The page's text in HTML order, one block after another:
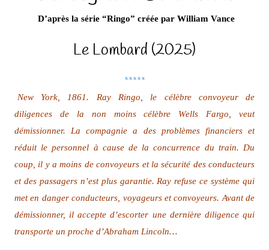
D’après la série “Ringo” créée par William Vance
Le Lombard (2025)
*****
New York, 1861. Ray Ringo, le célèbre convoyeur de
diligences de la non moins célèbre Wells Fargo, veut
démissionner. La compagnie a des problèmes financiers et
réduit le personnel à cause de la concurrence du train. Du
coup, il y a moins de convoyeurs et la sécurité des conducteurs
et des passagers n’est plus garantie. Ray refuse ce système qui
met en danger conducteurs, voyageurs et convoyeurs. Avant de
démissionner, il accepte d’escorter une dernière diligence qui
transporte un proche d’Abraham Lincoln…